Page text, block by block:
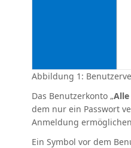
Abbildung 1:
Das Benutzerkonto „
dem nur ein Passwort
Anmeldung
Ein Symbol vor dem